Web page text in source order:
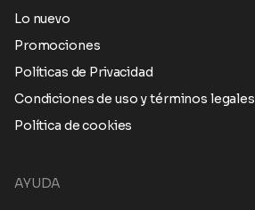
Lo nuevo
Promociones
Políticas de Privacidad
Condiciones de uso y términos legales
Política de cookies
AYUDA